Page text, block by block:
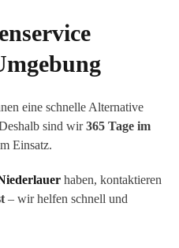
eine schnelle Alternative
sind wir365 Tage im
Einsatz.
haben, kontaktieren
– wir helfen schnell und